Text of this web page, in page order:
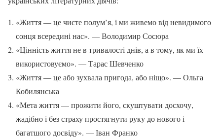
«Життя — це чисте полум’я, і ми живемо від невидимого
сонця всередині нас». — Володимир Сосюра
«Цінність життя не в тривалості днів, а в тому, як ми їх
використовуємо». — Тарас Шевченко
«Життя — це або зухвала пригода, або ніщо». — Ольга
Кобилянська
«Мета життя — прожити його, скуштувати досхочу,
жадібно і без страху простягнути руку до нового і
багатшого досвіду». — Іван Франко